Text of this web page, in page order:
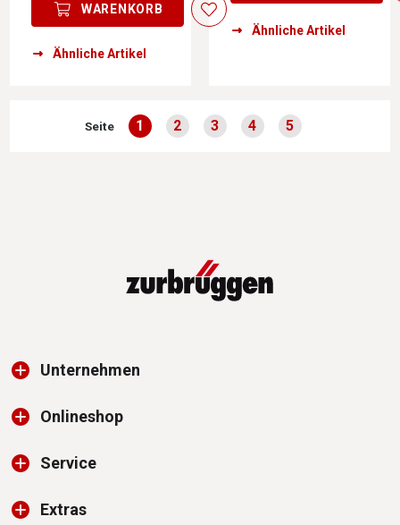
WARENKORB
Ähnliche Artikel
Ähnliche Artikel
Seite
Seite
1
Seite
2
Seite
3
Seite
4
Seite
5
Unternehmen
Onlineshop
Service
Extras